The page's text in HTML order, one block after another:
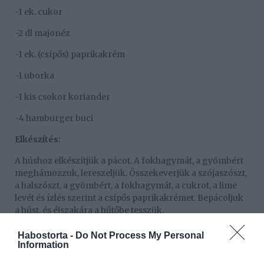
Habostorta - Do Not Process My Personal
Information
-1 ek. cukor
-2 dl majonéz
-1 ek. (csípős) paprikakrém
-1 uborka
-1 kis csokor koriander
-4 hamburger buci
Elkészítés:
A húshoz elkészítjük a pácot. A fokhagymát, a gyömbért
meghámozzuk, lereszeljük. Összekeverjük a szójaszószt,
a halszószt, a gyömbért, a fokhagymát, a cukrot, a lime
levét és ízlés szerint a csípős paprikakrémet. Bepácoljuk
a húst, és éjszakára a hűtőbe tesszük.
A répát meghámozzuk, lereszeljük, a rízsecetet és a
cukrot és 1 mk. sót összekeverjük, ráöntjük a répára és